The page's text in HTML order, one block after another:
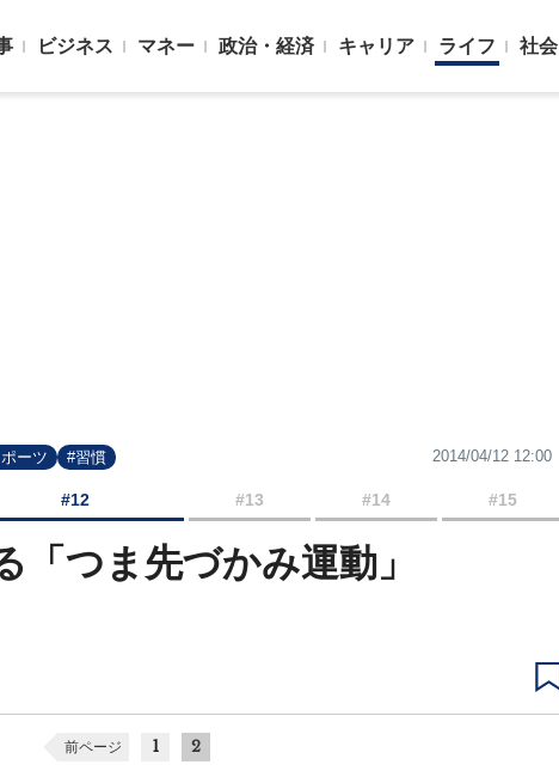
ビジネス マネー 政治・経済 キャリア ライフ 社会
ーツ #習慣 2014/04/12 12:00
#12 #13 #14 #15
「つま先づかみ運動」
前ページ 1 2